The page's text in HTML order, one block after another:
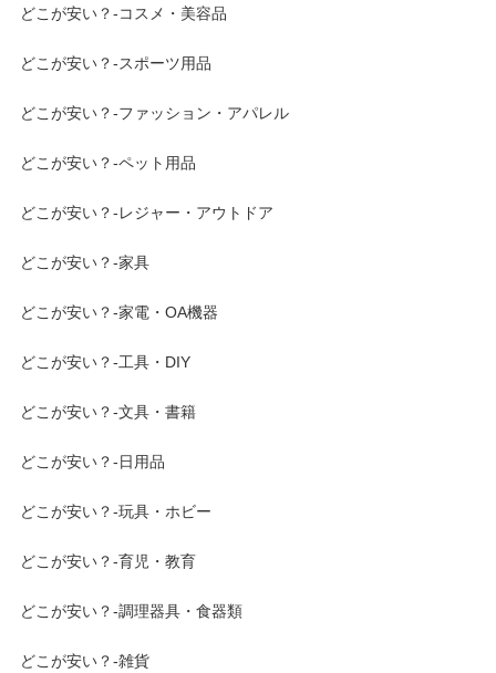
どこが安い？-コスメ・美容品
どこが安い？-スポーツ用品
どこが安い？-ファッション・アパレル
どこが安い？-ペット用品
どこが安い？-レジャー・アウトドア
どこが安い？-家具
どこが安い？-家電・OA機器
どこが安い？-工具・DIY
どこが安い？-文具・書籍
どこが安い？-日用品
どこが安い？-玩具・ホビー
どこが安い？-育児・教育
どこが安い？-調理器具・食器類
どこが安い？-雑貨